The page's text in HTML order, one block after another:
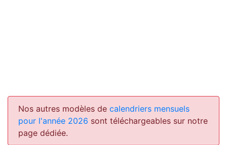
Nos autres modèles de calendriers mensuels
pour l'année 2026 sont téléchargeables sur notre
page dédiée.